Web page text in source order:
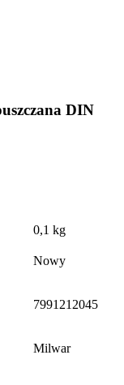
DIN
0,1 kg
Nowy
7991212045
Milwar